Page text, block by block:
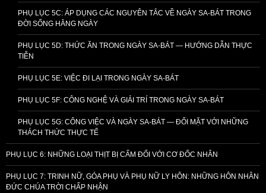
PHỤ LỤC 5C: ÁP DỤNG CÁC NGUYÊN TẮC VỀ NGÀY SA-BÁT TRONG
ĐỜI SỐNG HẰNG NGÀY
PHỤ LỤC 5D: THỨC ĂN TRONG NGÀY SA-BÁT — HƯỚNG DẪN THỰC
TIỄN
PHỤ LỤC 5E: VIỆC ĐI LẠI TRONG NGÀY SA-BÁT
PHỤ LỤC 5F: CÔNG NGHỆ VÀ GIẢI TRÍ TRONG NGÀY SA-BÁT
PHỤ LỤC 5G: CÔNG VIỆC VÀ NGÀY SA-BÁT — ĐỐI MẶT VỚI NHỮNG
THÁCH THỨC THỰC TẾ
PHỤ LỤC 6: NHỮNG LOẠI THỊT BỊ CẤM ĐỐI VỚI CƠ ĐỐC NHÂN
PHỤ LỤC 7: TRINH NỮ, GÓA PHỤ VÀ PHỤ NỮ LY HÔN: NHỮNG HÔN NHÂN
ĐỨC CHÚA TRỜI CHẤP NHẬN